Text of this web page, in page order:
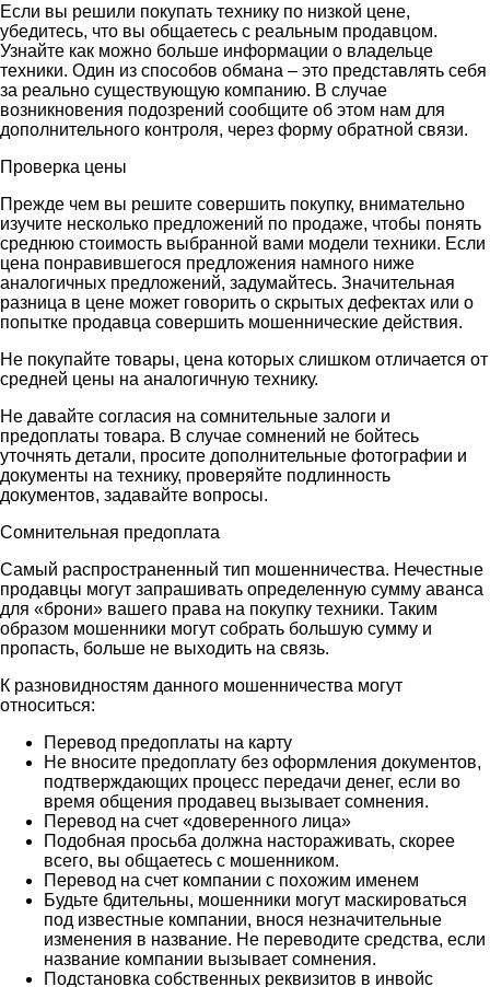
Если вы решили покупать технику по низкой цене,
убедитесь, что вы общаетесь с реальным продавцом.
Узнайте как можно больше информации о владельце
техники. Один из способов обмана – это представлять себя
за реально существующую компанию. В случае
возникновения подозрений сообщите об этом нам для
дополнительного контроля, через форму обратной связи.
Проверка цены
Прежде чем вы решите совершить покупку, внимательно
изучите несколько предложений по продаже, чтобы понять
среднюю стоимость выбранной вами модели техники. Если
цена понравившегося предложения намного ниже
аналогичных предложений, задумайтесь. Значительная
разница в цене может говорить о скрытых дефектах или о
попытке продавца совершить мошеннические действия.
Не покупайте товары, цена которых слишком отличается от
средней цены на аналогичную технику.
Не давайте согласия на сомнительные залоги и
предоплаты товара. В случае сомнений не бойтесь
уточнять детали, просите дополнительные фотографии и
документы на технику, проверяйте подлинность
документов, задавайте вопросы.
Сомнительная предоплата
Самый распространенный тип мошенничества. Нечестные
продавцы могут запрашивать определенную сумму аванса
для «брони» вашего права на покупку техники. Таким
образом мошенники могут собрать большую сумму и
пропасть, больше не выходить на связь.
К разновидностям данного мошенничества могут
относиться:
Перевод предоплаты на карту
Не вносите предоплату без оформления документов,
подтверждающих процесс передачи денег, если во
время общения продавец вызывает сомнения.
Перевод на счет «доверенного лица»
Подобная просьба должна настораживать, скорее
всего, вы общаетесь с мошенником.
Перевод на счет компании с похожим именем
Будьте бдительны, мошенники могут маскироваться
под известные компании, внося незначительные
изменения в название. Не переводите средства, если
название компании вызывает сомнения.
Подстановка собственных реквизитов в инвойс